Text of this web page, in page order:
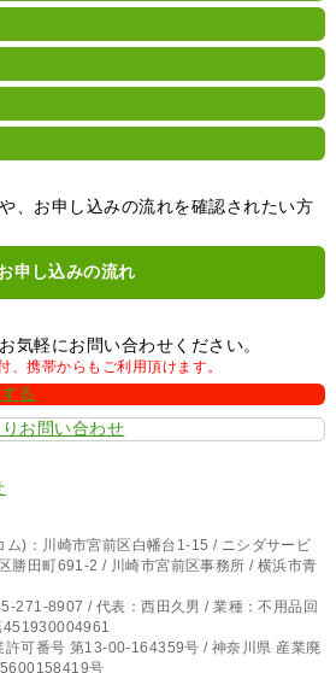
、お申し込みの流れを確認されたい方
申し込みの流れ
気軽にお問い合わせください。
携帯からもご利用頂けます。
ム)：川崎市宮前区白幡台1-15 / ニシダサービ
勝田町691-2 / 川崎市宮前区事務所 / 横浜市青
271-8907 / 代表：西田久男 / 業種：不用品回
451930004961
許可番号 第13-00-164359号 / 神奈川県 産業廃
号